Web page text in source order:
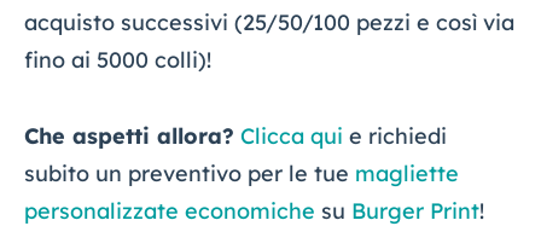
acquisto successivi (25/50/100 pezzi e così via
fino ai 5000 colli)!
Che aspetti allora? Clicca qui e richiedi
subito un preventivo per le tue magliette
personalizzate economiche su Burger Print!